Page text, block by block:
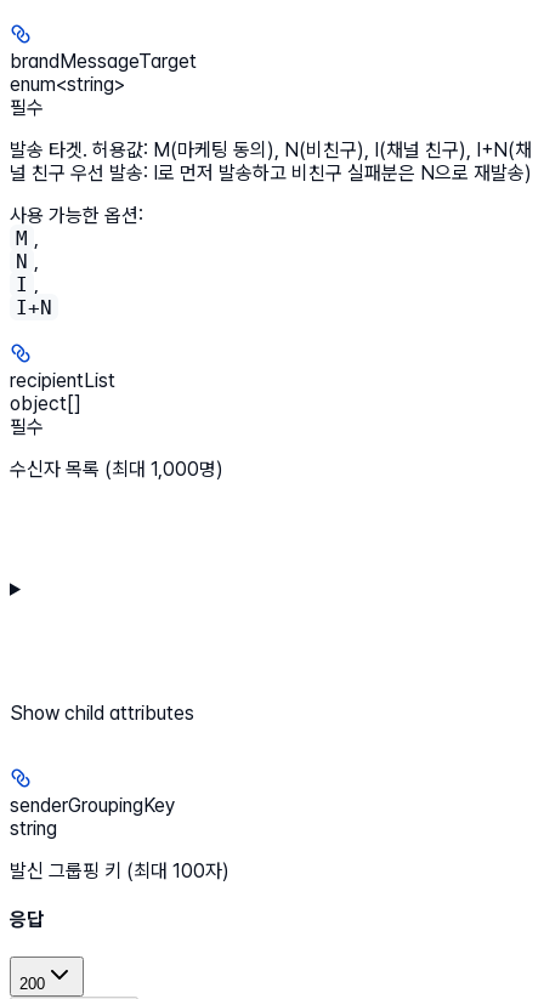
brandMessageTarget
enum<string>
필수
발송 타겟. 허용값: M(마케팅 동의), N(비친구), I(채널 친구), I+N(채
널 친구 우선 발송: I로 먼저 발송하고 비친구 실패분은 N으로 재발송)
사용 가능한 옵션:
M
N
I
I+N
recipientList
object[]
필수
수신자 목록 (최대 1,000명)
Show child attributes
senderGroupingKey
string
발신 그룹핑 키 (최대 100자)
응답
200